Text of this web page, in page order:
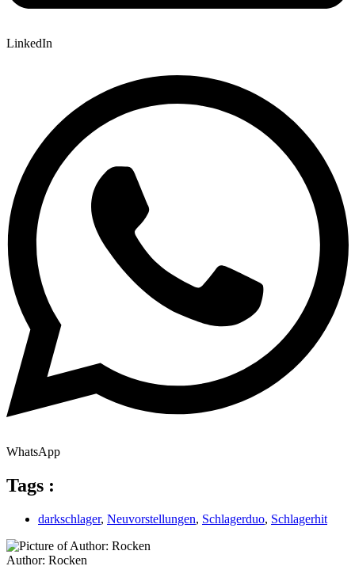
LinkedIn
WhatsApp
Tags :
darkschlager, Neuvorstellungen, Schlagerduo, Schlagerhit
Author: Rocken